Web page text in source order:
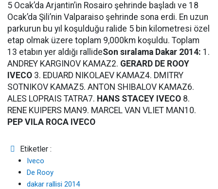
5 Ocak’da Arjantin’in Rosairo şehrinde başladı ve 18
Ocak’da Şili’nin Valparaiso şehrinde sona erdi. En uzun
parkurun bu yıl koşulduğu ralide 5 bin kilometresi özel
etap olmak üzere toplam 9,000km koşuldu. Toplam
13 etabın yer aldığı rallideSon sıralama Dakar 2014: 1.
ANDREY KARGINOV KAMAZ2. GERARD DE ROOY
IVECO 3. EDUARD NIKOLAEV KAMAZ4. DMITRY
SOTNIKOV KAMAZ5. ANTON SHIBALOV KAMAZ6.
ALES LOPRAIS TATRA7. HANS STACEY IVECO 8.
RENE KUIPERS MAN9. MARCEL VAN VLIET MAN10.
PEP VILA ROCA IVECO
Etiketler :
Iveco
De Rooy
dakar rallisi 2014